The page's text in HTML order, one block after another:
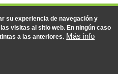
derechos reservados
EMPLEO
MAPA WEB
LEGAL
su experiencia de navegación y
visitas al sitio web. En ningún caso
a las anteriores. Más info